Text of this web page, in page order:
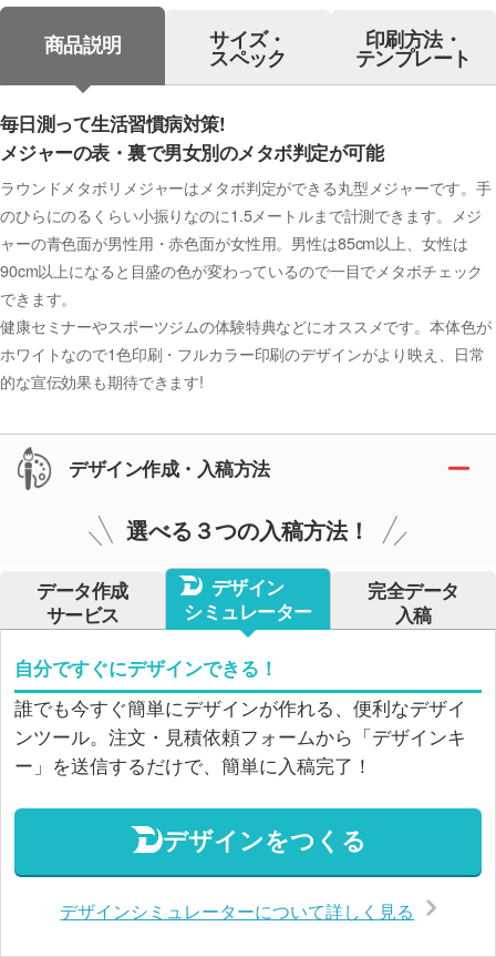
商品説明 サイズ・
スペック
印刷方法・
テンプレート
毎日測って生活習慣病対策!
メジャーの表・裏で男女別のメタボ判定が可能
ラウンドメタボリメジャーはメタボ判定ができる丸型メジャーです。手
のひらにのるくらい小振りなのに1.5メートルまで計測できます。メジ
ャーの青色面が男性用・赤色面が女性用。男性は85cm以上、女性は
90cm以上になると目盛の色が変わっているので一目でメタボチェック
できます。
健康セミナーやスポーツジムの体験特典などにオススメです。本体色が
ホワイトなので1色印刷・フルカラー印刷のデザインがより映え、日常
的な宣伝効果も期待できます!
デザイン作成・入稿方法
選べる３つの入稿方法！
データ作成
サービス
デザイン
シミュレーター
完全データ
入稿
自分ですぐにデザインできる！
誰でも今すぐ簡単にデザインが作れる、便利なデザイ
ンツール。注文・見積依頼フォームから「デザインキ
ー」を送信するだけで、簡単に入稿完了！
デザインをつくる
デザインシミュレーターについて詳しく見る